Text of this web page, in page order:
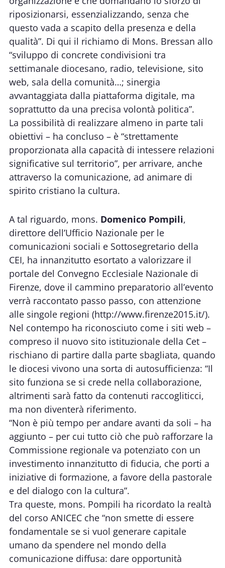
riposizionarsi, essenzializzando, senza che
questo vada a scapito della presenza e della
qualità”. Di qui il richiamo di Mons. Bressan allo
“sviluppo di concrete condivisioni tra
settimanale diocesano, radio, televisione, sito
web, sala della comunità…; sinergia
avvantaggiata dalla piattaforma digitale, ma
soprattutto da una precisa volontà politica”.
La possibilità di realizzare almeno in parte tali
obiettivi – ha concluso – è “strettamente
proporzionata alla capacità di intessere relazioni
significative sul territorio”, per arrivare, anche
attraverso la comunicazione, ad animare di
spirito cristiano la cultura.
A tal riguardo, mons. Domenico Pompili,
direttore dell’Ufficio Nazionale per le
comunicazioni sociali e Sottosegretario della
CEI, ha innanzitutto esortato a valorizzare il
portale del Convegno Ecclesiale Nazionale di
Firenze, dove il cammino preparatorio all’evento
verrà raccontato passo passo, con attenzione
alle singole regioni (http://www.firenze2015.it/).
Nel contempo ha riconosciuto come i siti web –
compreso il nuovo sito istituzionale della Cet –
rischiano di partire dalla parte sbagliata, quando
le diocesi vivono una sorta di autosufficienza: “Il
sito funziona se si crede nella collaborazione,
altrimenti sarà fatto da contenuti raccogliticci,
ma non diventerà riferimento.
“Non è più tempo per andare avanti da soli – ha
aggiunto – per cui tutto ciò che può rafforzare la
Commissione regionale va potenziato con un
investimento innanzitutto di fiducia, che porti a
iniziative di formazione, a favore della pastorale
e del dialogo con la cultura”.
Tra queste, mons. Pompili ha ricordato la realtà
del corso ANICEC che “non smette di essere
fondamentale se si vuol generare capitale
umano da spendere nel mondo della
comunicazione diffusa: dare opportunità